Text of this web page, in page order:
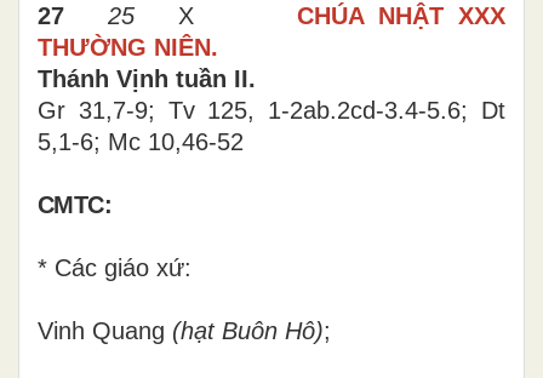
27 25 X CHÚA NHẬT XXX
THƯỜNG NIÊN.
Thánh Vịnh tuần II.
Gr 31,7-9; Tv 125, 1-2ab.2cd-3.4-5.6; Dt
5,1-6; Mc 10,46-52
CMTC:
* Các giáo xứ:
Vinh Quang (hạt Buôn Hô);